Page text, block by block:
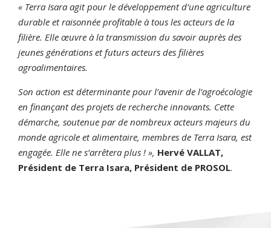
« Terra Isara agit pour le développement d’une agriculture
durable et raisonnée profitable à tous les acteurs de la
filière. Elle œuvre à la transmission du savoir auprès des
jeunes générations et futurs acteurs des filières
agroalimentaires.
Son action est déterminante pour l’avenir de l’agroécologie
en finançant des projets de recherche innovants. Cette
démarche, soutenue par de nombreux acteurs majeurs du
monde agricole et alimentaire, membres de Terra Isara, est
engagée. Elle ne s’arrêtera plus ! », Hervé VALLAT,
Président de Terra Isara, Président de PROSOL.